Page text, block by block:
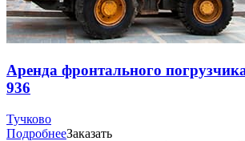
Аренда фронтального
936
Тучково
ПодробнееЗаказать